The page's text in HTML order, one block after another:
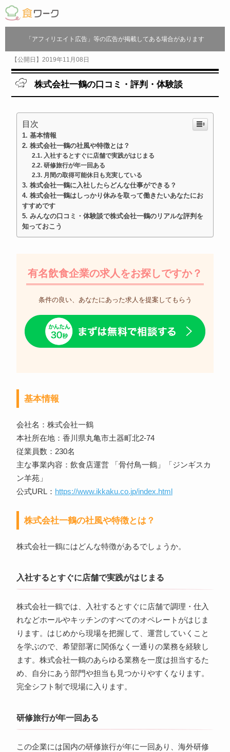
「アフィリエイト広告」等の広告が掲載してある場合があります
【公開日】2019年11月08日
株式会社一鶴の口コミ・評判・体験談
目次
基本情報
株式会社一鶴の社風や特徴とは？
入社するとすぐに店舗で実践がはじまる
研修旅行が年一回ある
月間の取得可能休日も充実している
株式会社一鶴に入社したらどんな仕事ができる？
株式会社一鶴はしっかり休みを取って働きたいあなたにお
すすめです
みんなの口コミ・体験談で株式会社一鶴のリアルな評判を
知っておこう
有名飲食企業の求人をお探しですか？
条件の良い、あなたにあった求人を提案してもらう
基本情報
会社名：株式会社一鶴
本社所在地：香川県丸亀市土器町北2-74
従業員数：230名
主な事業内容：飲食店運営 「骨付鳥一鶴」「ジンギスカ
ン羊苑」
公式URL： https://www.ikkaku.co.jp/index.html
株式会社一鶴の社風や特徴とは？
株式会社一鶴にはどんな特徴があるでしょうか。
入社するとすぐに店舗で実践がはじまる
株式会社一鶴では、入社するとすぐに店舗で調理・仕入
れなどホールやキッチンのすべてのオペレートがはじま
ります。はじめから現場を把握して、運営していくこと
を学ぶので、希望部署に関係なく一通りの業務を経験し
ます。株式会社一鶴のあらゆる業務を一度は担当するた
め、自分にあう部門や担当も見つかりやすくなります。
完全シフト制で現場に入ります。
研修旅行が年一回ある
この企業には国内の研修旅行が年に一回あり、海外研修